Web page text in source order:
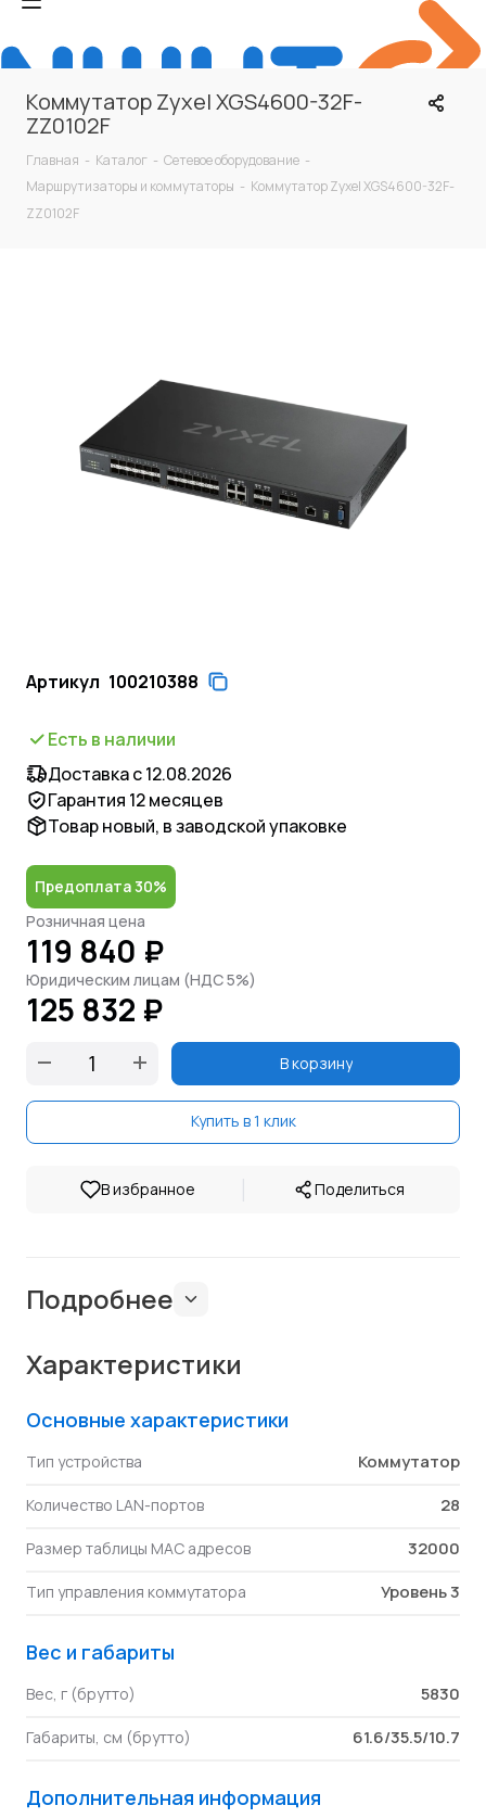
Коммутатор Zyxel XGS4600-32F-
ZZ0102F
Главная - Каталог - Сетевое оборудование -
Маршрутизаторы и коммутаторы - Коммутатор Zyxel XGS4600-32F-
ZZ0102F
Артикул 100210388
Есть в наличии
Доставка с 12.08.2026
Гарантия 12 месяцев
Товар новый, в заводской упаковке
Предоплата 30%
Розничная цена
119 840 ₽
Юридическим лицам (НДС 5%)
125 832 ₽
В корзину
Купить в 1 клик
В избранное | Поделиться
Подробнее
Характеристики
Основные характеристики
Тип устройства Коммутатор
Количество LAN-портов 28
Размер таблицы MAC адресов 32000
Тип управления коммутатора Уровень 3
Вес и габариты
Вес, г (брутто) 5830
Габариты, см (брутто) 61.6/35.5/10.7
Дополнительная информация